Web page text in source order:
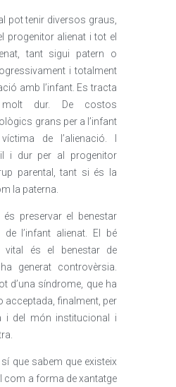
pot tenir diversos graus,
progenitor alienat i tot el
tant sigui patern o
i totalment
amb l’infant. Es tracta
molt dur. De costos
grans per a l’infant
de l’alienació. I
i dur per al progenitor
parental, tant si és la
la paterna.
preservar el benestar
l’infant alienat. El bé
vital és el benestar de
generat controvèrsia.
d’una síndrome, que ha
acceptada, finalment, per
i del món institucional i
que sabem que existeix
com a forma de xantatge